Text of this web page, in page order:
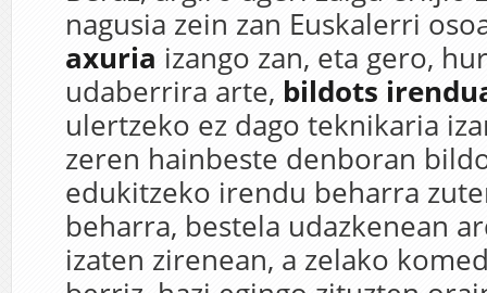
nagusia zein zan Euskalerri
axuria izango zan, eta gero,
udaberrira arte, bildots
ulertzeko ez dago teknikaria
zeren hainbeste denboran
edukitzeko irendu beharra
beharra, bestela udazkenean
izaten zirenean, a zelako